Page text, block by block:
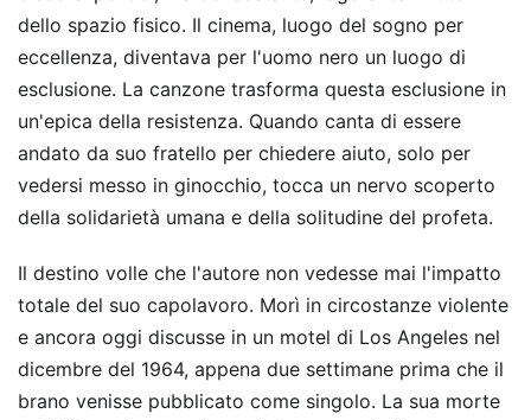
dello spazio fisico. Il cinema, luogo del sogno per
eccellenza, diventava per l'uomo nero un luogo di
esclusione. La canzone trasforma questa esclusione in
un'epica della resistenza. Quando canta di essere
andato da suo fratello per chiedere aiuto, solo per
vedersi messo in ginocchio, tocca un nervo scoperto
della solidarietà umana e della solitudine del profeta.
Il destino volle che l'autore non vedesse mai l'impatto
totale del suo capolavoro. Morì in circostanze violente
e ancora oggi discusse in un motel di Los Angeles nel
dicembre del 1964, appena due settimane prima che il
brano venisse pubblicato come singolo. La sua morte